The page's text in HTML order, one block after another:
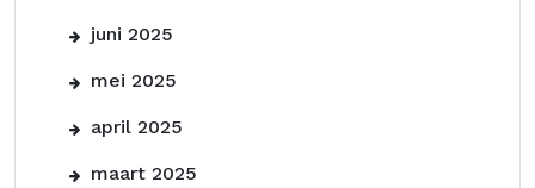
juni 2025
mei 2025
april 2025
maart 2025